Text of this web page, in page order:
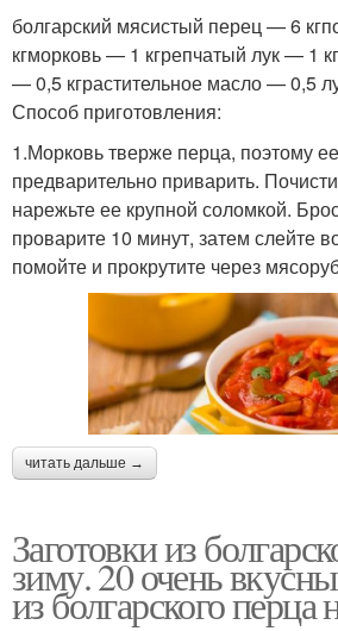
болгарский мясистый перец — 6
кгморковь — 1 кгрепчатый лук — 1
— 0,5 кграстительное масло — 0,5
Способ приготовления:
1.Морковь тверже перца, поэтому
предварительно приварить.
нарежьте ее крупной соломкой.
проварите 10 минут, затем слейте
помойте и прокрутите через
читать дальше →
Заготовки из
зиму. 20 очень
из болгарского перца